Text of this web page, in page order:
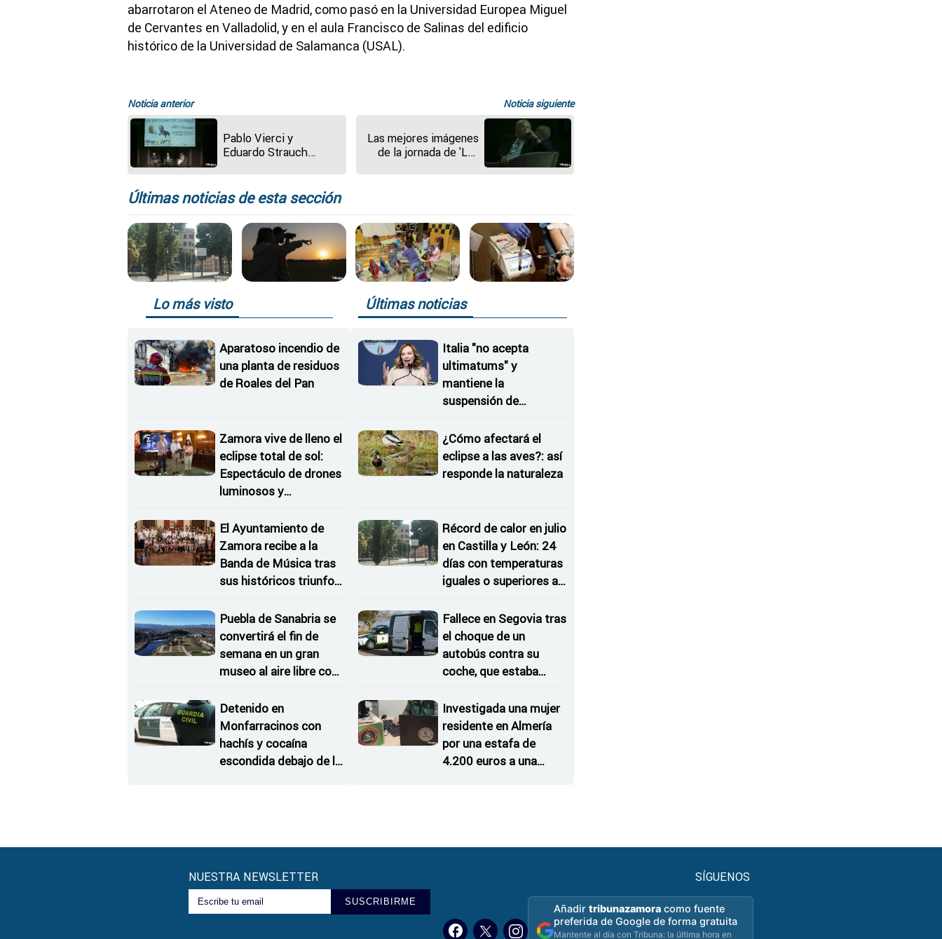
abarrotaron el Ateneo de Madrid, como pasó en la Universidad Europea Miguel
de Cervantes en Valladolid, y en el aula Francisco de Salinas del edificio
histórico de la Universidad de Salamanca (USAL).
Noticia anterior
Pablo Vierci y
Eduardo Strauch
Ateneo de Madrid
Noticia siguiente
Las mejores imágenes
de la jornada de 'Las
Últimas noticias de esta sección
Lo más visto
Aparatoso incendio de
una planta de residuos
de Roales del Pan
Zamora vive de lleno el
eclipse total de sol:
Espectáculo de drones
luminosos y
Estrellas
El Ayuntamiento de
Zamora recibe a la
Banda de Música tras
sus históricos triunfos
Puebla de Sanabria se
convertirá el fin de
semana en un gran
museo al aire libre con
Detenido en
Monfarracinos con
hachís y cocaína
escondida debajo de la
Últimas noticias
Italia "no acepta
ultimatums" y
mantiene la
suspensión de
¿Cómo afectará el
eclipse a las aves?: así
responde la naturaleza
Récord de calor en julio
en Castilla y León: 24
días con temperaturas
iguales o superiores a
Fallece en Segovia tras
el choque de un
autobús contra su
coche, que estaba
Investigada una mujer
residente en Almería
por una estafa de
4.200 euros a una
NUESTRA NEWSLETTER
SUSCRIBIRME
SÍGUENOS
Añadirtribunazamora como fuente
preferida de Google de forma gratuita
Mantente al día con Tribuna: la última hora en